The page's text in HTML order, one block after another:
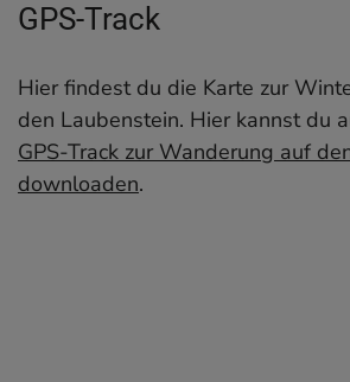
GPS-Track
Hier findest du die Karte zur
den Laubenstein. Hier kannst du
GPS-Track zur Wanderung auf
downloaden.